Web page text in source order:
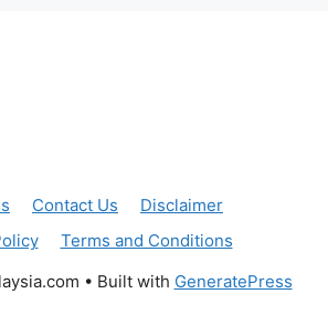
Contact Us
Disclaimer
Terms and Conditions
• Built with GeneratePress